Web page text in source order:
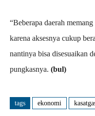
“Beberapa daerah
karena aksesnya cukup
nantinya bisa disesuaikan
pungkasnya. (bul)
tags ekonomi